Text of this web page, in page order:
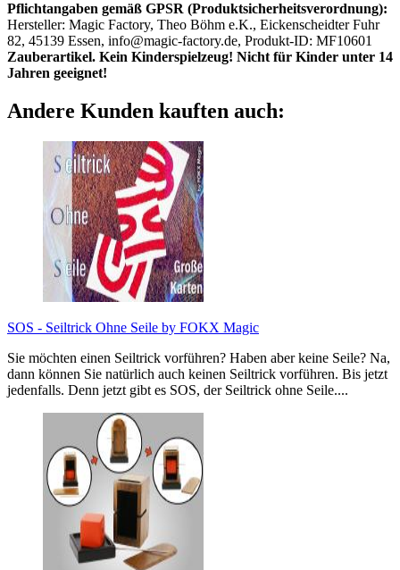
Pflichtangaben gemäß GPSR (Produktsicherheitsverordnung):
Hersteller: Magic Factory, Theo Böhm e.K., Eickenscheidter Fuhr
82, 45139 Essen, info@magic-factory.de, Produkt-ID: MF10601
Zauberartikel. Kein Kinderspielzeug! Nicht für Kinder unter 14
Jahren geeignet!
Andere Kunden kauften auch:
SOS - Seiltrick Ohne Seile by FOKX Magic
Sie möchten einen Seiltrick vorführen? Haben aber keine Seile? Na,
dann können Sie natürlich auch keinen Seiltrick vorführen. Bis jetzt
jedenfalls. Denn jetzt gibt es SOS, der Seiltrick ohne Seile....